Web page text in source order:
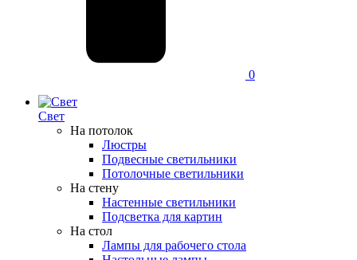
0
Свет
На потолок
Люстры
Подвесные светильники
Потолочные светильники
На стену
Настенные светильники
Подсветка для картин
На стол
Лампы для рабочего стола